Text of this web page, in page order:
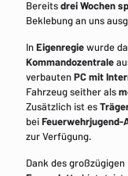
Bereitsdrei Wochen
Beklebung an uns
InEigenregiewurde
Kommandozentrale
verbautenPC mit
Fahrzeug seither als
Zusätzlich ist es
bei
zur Verfügung.
Dank des